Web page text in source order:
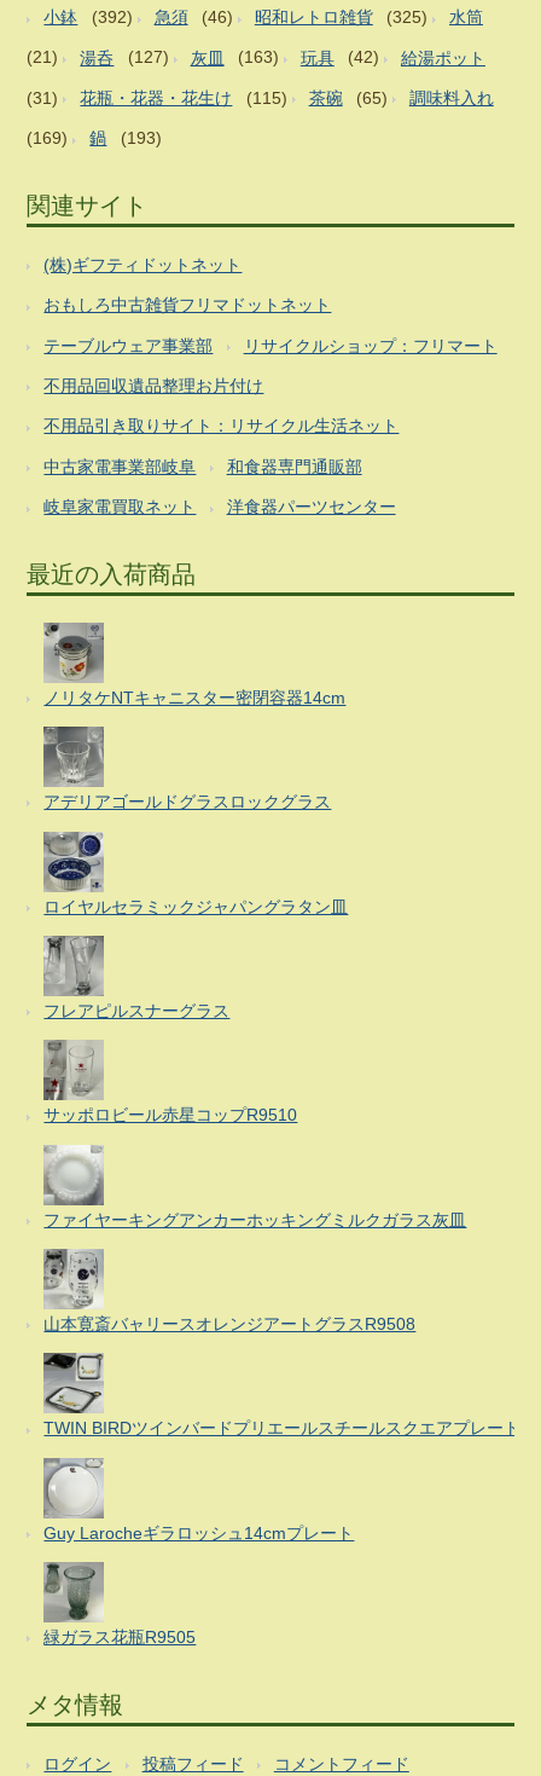
小鉢 (392) 急須 (46) 昭和レトロ雑貨 (325) 水筒
(21) 湯呑 (127) 灰皿 (163) 玩具 (42) 給湯ポット
(31) 花瓶・花器・花生け (115) 茶碗 (65) 調味料入れ
(169) 鍋 (193)
関連サイト
(株)ギフティドットネット
おもしろ中古雑貨フリマドットネット
テーブルウェア事業部 リサイクルショップ：フリマート
不用品回収遺品整理お片付け
不用品引き取りサイト：リサイクル生活ネット
中古家電事業部岐阜 和食器専門通販部
岐阜家電買取ネット 洋食器パーツセンター
最近の入荷商品
ノリタケNTキャニスター密閉容器14cm
アデリアゴールドグラスロックグラス
ロイヤルセラミックジャパングラタン皿
フレアピルスナーグラス
サッポロビール赤星コップR9510
ファイヤーキングアンカーホッキングミルクガラス灰皿
山本寛斎バャリースオレンジアートグラスR9508
TWIN BIRDツインバードプリエールスチールスクエアプレート
Guy Larocheギラロッシュ14cmプレート
緑ガラス花瓶R9505
メタ情報
ログイン 投稿フィード コメントフィード